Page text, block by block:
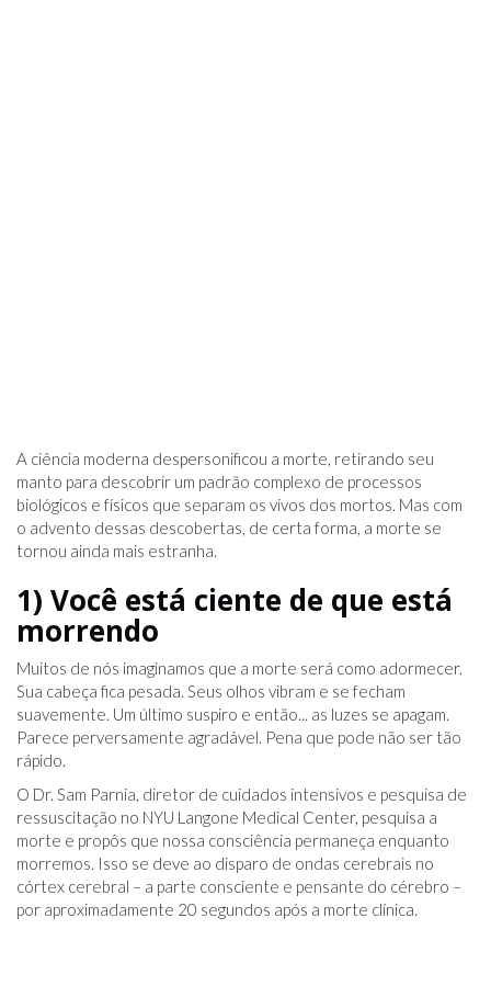
A ciência moderna despersonificou a morte, retirando seu
manto para descobrir um padrão complexo de processos
biológicos e físicos que separam os vivos dos mortos. Mas com
o advento dessas descobertas, de certa forma, a morte se
tornou ainda mais estranha.
1) Você está ciente de que está
morrendo
Muitos de nós imaginamos que a morte será como adormecer.
Sua cabeça fica pesada. Seus olhos vibram e se fecham
suavemente. Um último suspiro e então... as luzes se apagam.
Parece perversamente agradável. Pena que pode não ser tão
rápido.
O Dr. Sam Parnia, diretor de cuidados intensivos e pesquisa de
ressuscitação no NYU Langone Medical Center, pesquisa a
morte e propôs que nossa consciência permaneça enquanto
morremos. Isso se deve ao disparo de ondas cerebrais no
córtex cerebral – a parte consciente e pensante do cérebro –
por aproximadamente 20 segundos após a morte clínica.